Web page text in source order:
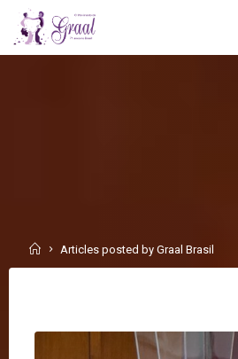
content
HomeArticles posted by Graal Brasil